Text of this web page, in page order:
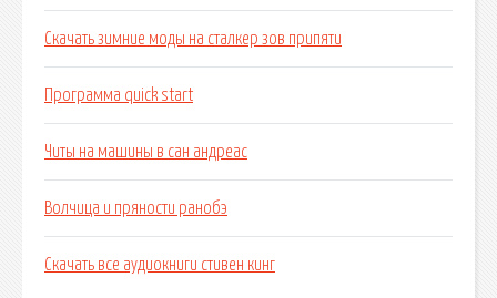
Скачать зимние моды на сталкер зов припяти
Программа quick start
Читы на машины в сан андреас
Волчица и пряности ранобэ
Скачать все аудиокниги стивен кинг